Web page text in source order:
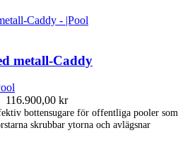
metall-Caddy
116.900,00 kr
bottensugare för offentliga pooler som
skrubbar ytorna och avlägsnar